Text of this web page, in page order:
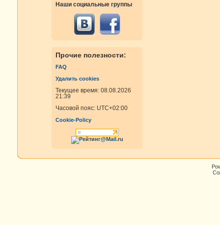
Наши социальные группы
Прочие полезности:
FAQ
Удалить cookies
Текущее время: 08.08.2026
21:39
Часовой пояс: UTC+02:00
Cookie-Policy